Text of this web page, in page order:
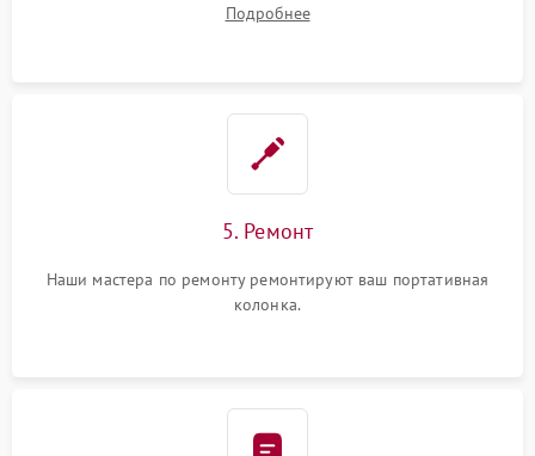
Подробнее
5. Ремонт
Наши мастера по ремонту ремонтируют ваш портативная
колонка.